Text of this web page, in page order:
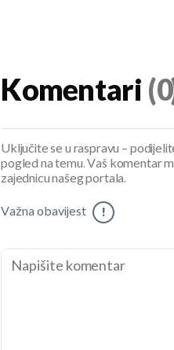
Komentari
Uključite se u raspravu –
pogled na temu. Vaš komentar
zajednicu našeg portala.
Važna obavijest !